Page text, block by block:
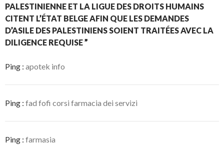
PALESTINIENNE ET LA LIGUE DES DROITS HUMAINS
CITENT L’ÉTAT BELGE AFIN QUE LES DEMANDES
D’ASILE DES PALESTINIENS SOIENT TRAITÉES AVEC LA
DILIGENCE REQUISE ”
Ping : apotek info
Ping : fad fofi corsi farmacia dei servizi
Ping : farmasia